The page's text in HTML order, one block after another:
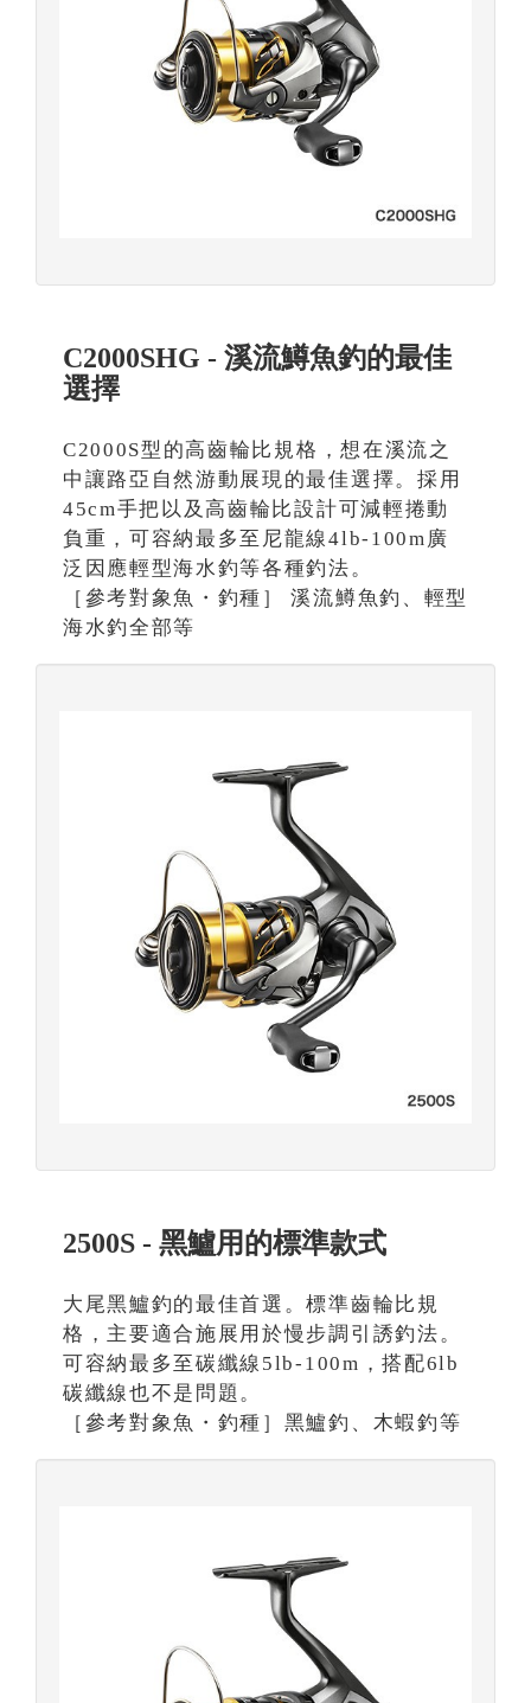
C2000SHG - 溪流鱒魚釣的最佳
選擇
C2000S型的高齒輪比規格，想在溪流之
中讓路亞自然游動展現的最佳選擇。採用
45cm手把以及高齒輪比設計可減輕捲動
負重，可容納最多至尼龍線4lb-100m廣
泛因應輕型海水釣等各種釣法。
［參考對象魚・釣種］ 溪流鱒魚釣、輕型
海水釣全部等
2500S - 黑鱸用的標準款式
大尾黑鱸釣的最佳首選。標準齒輪比規
格，主要適合施展用於慢步調引誘釣法。
可容納最多至碳纖線5lb-100m，搭配6lb
碳纖線也不是問題。
［參考對象魚・釣種］黑鱸釣、木蝦釣等